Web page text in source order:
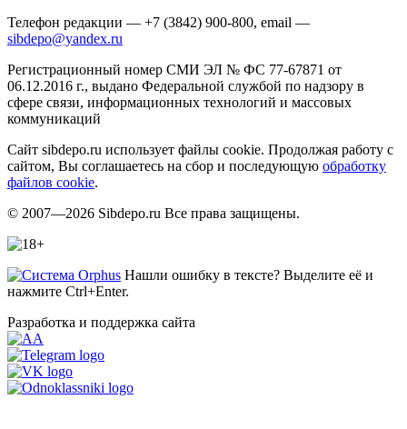
Телефон редакции — +7 (3842) 900-800, email —
sibdepo@yandex.ru
Регистрационный номер СМИ ЭЛ № ФС 77-67871 от
06.12.2016 г., выдано Федеральной службой по надзору в
сфере связи, информационных технологий и массовых
коммуникаций
Сайт sibdepo.ru использует файлы cookie. Продолжая работу с
сайтом, Вы соглашаетесь на сбор и последующую обработку
файлов cookie.
© 2007—2026 Sibdepo.ru Все права защищены.
Нашли ошибку в тексте? Выделите её и
нажмите Ctrl+Enter.
Разработка и поддержка сайта